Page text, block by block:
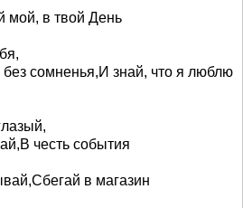
мой, в твой День
сомненья,И знай, что я люблю
честь события
в магазин